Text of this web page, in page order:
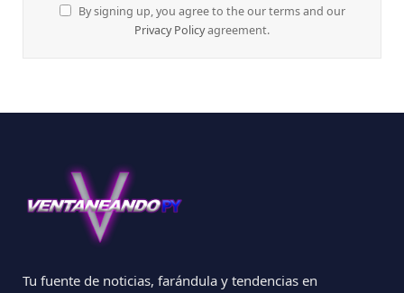
By signing up, you agree to the our terms and our
Privacy Policyagreement.
Tu fuente de noticias, farándula y tendencias en